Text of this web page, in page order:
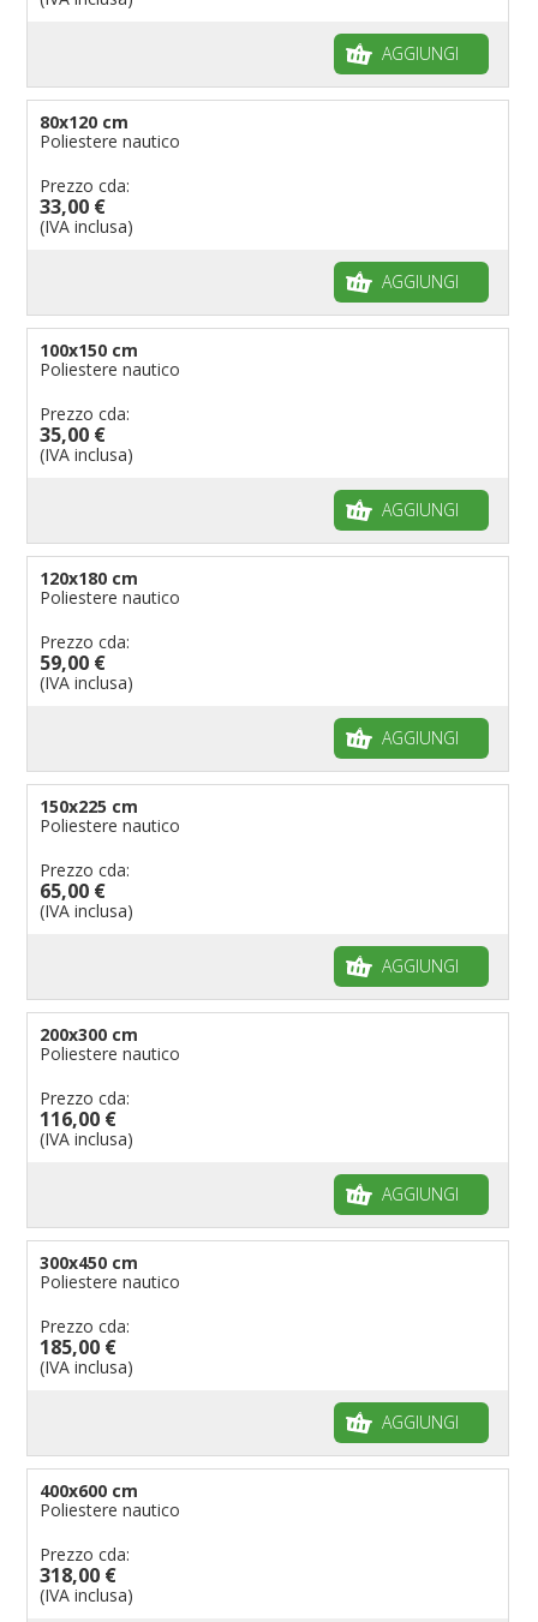
AGGIUNGI
80x120 cm
Poliestere nautico
Prezzo cda:
33,00 €
(IVA inclusa)
AGGIUNGI
100x150 cm
Poliestere nautico
Prezzo cda:
35,00 €
(IVA inclusa)
AGGIUNGI
120x180 cm
Poliestere nautico
Prezzo cda:
59,00 €
(IVA inclusa)
AGGIUNGI
150x225 cm
Poliestere nautico
Prezzo cda:
65,00 €
(IVA inclusa)
AGGIUNGI
200x300 cm
Poliestere nautico
Prezzo cda:
116,00 €
(IVA inclusa)
AGGIUNGI
300x450 cm
Poliestere nautico
Prezzo cda:
185,00 €
(IVA inclusa)
AGGIUNGI
400x600 cm
Poliestere nautico
Prezzo cda:
318,00 €
(IVA inclusa)